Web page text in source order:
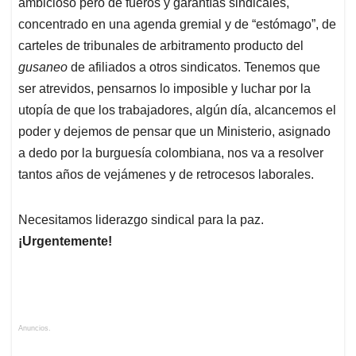
concentrado en una agenda gremial y de “estómago”, de
carteles de tribunales de arbitramento producto del
gusaneo de afiliados a otros sindicatos. Tenemos que
ser atrevidos, pensarnos lo imposible y luchar por la
utopía de que los trabajadores, algún día, alcancemos el
poder y dejemos de pensar que un Ministerio, asignado
a dedo por la burguesía colombiana, nos va a resolver
tantos años de vejámenes y de retrocesos laborales.
Necesitamos liderazgo sindical para la paz.
¡Urgentemente!
Anuncios.